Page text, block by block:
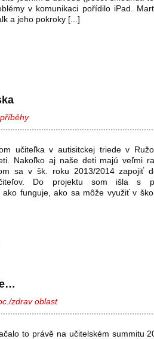
v komunikaci pořídilo iPad.
a jeho pokroky [...]
učiteľka v autisitckej triede v
Nakoľko aj naše deti majú veľmi
sa v šk. roku 2013/2014 zapojiť
Do projektu som išla s
funguje, ako sa môže využiť v
zdrav oblast
to právě na učitelském summitu